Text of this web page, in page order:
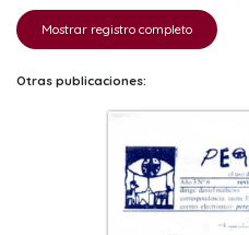
Mostrar registro completo
Otras publicaciones: